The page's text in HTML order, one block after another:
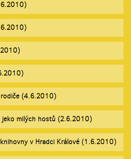
(4.6.2010)
jeko milých hostů (2.6.2010)
v Hradci Králové (1.6.2010)